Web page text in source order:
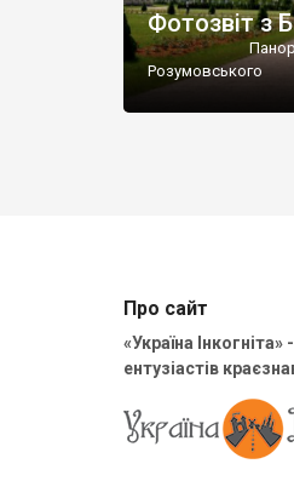
Фотозвіт з
Панорами
Розумовського
Про сайт
«Україна
ентузіастів